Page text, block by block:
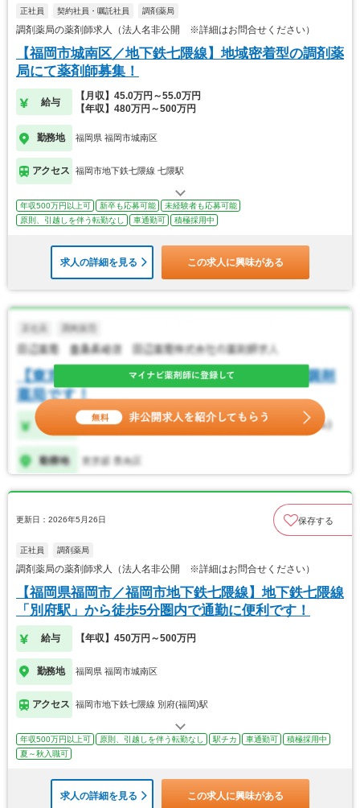
正社員 契約社員・嘱託社員 調剤薬局
調剤薬局の薬剤師求人（法人名非公開 ※詳細はお問合せください）
【福岡市城南区／地下鉄七隈線】地域密着型の調剤薬
局にて薬剤師募集！
給与
【月収】45.0万円～55.0万円
【年収】480万円～500万円
勤務地 福岡県 福岡市城南区
アクセス 福岡市地下鉄七隈線 七隈駅
年収500万円以上可 新卒も応募可能
未経験者も応募可能
原則、引越しを伴う転勤なし
車通勤可 積極採用中
求人の詳細を見る この求人に興味がある
更新日：2026年5月26日 保存する
正社員 調剤薬局
調剤薬局の薬剤師求人（法人名非公開 ※詳細はお問合せください）
【福岡県福岡市／福岡市地下鉄七隈線】地下鉄七隈線
「別府駅」から徒歩5分圏内で通勤に便利です！
給与 【年収】450万円～500万円
勤務地 福岡県 福岡市城南区
アクセス 福岡市地下鉄七隈線 別府(福岡)駅
年収500万円以上可 原則、引越しを伴う転勤なし 駅チカ 車通勤可
積極採用中
夏～秋入職可
求人の詳細を見る この求人に興味がある